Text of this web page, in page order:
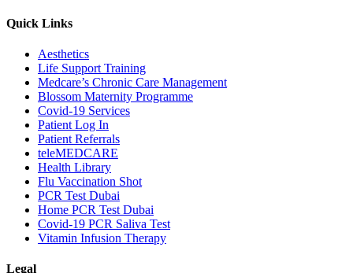
Quick Links
Aesthetics
Life Support Training
Medcare’s Chronic Care Management
Blossom Maternity Programme
Covid-19 Services
Patient Log In
Patient Referrals
teleMEDCARE
Health Library
Flu Vaccination Shot
PCR Test Dubai
Home PCR Test Dubai
Covid-19 PCR Saliva Test
Vitamin Infusion Therapy
Legal